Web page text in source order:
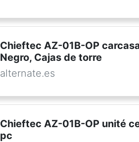
Chieftec AZ-01B-OP
Negro, Cajas de torre
alternate.es
Chieftec AZ-01B-OP unité
pc